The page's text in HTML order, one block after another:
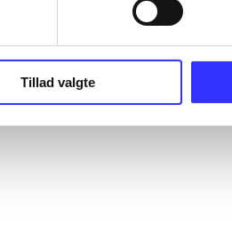
Tillad valgte